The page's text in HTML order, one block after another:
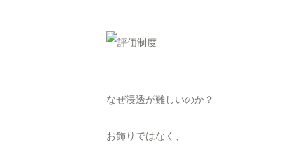
なぜ浸透が難しいのか？
お飾りではなく、